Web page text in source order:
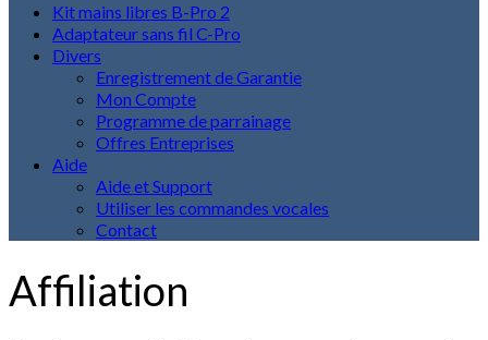
Kit mains libres B-Pro 2
Adaptateur sans fil C-Pro
Divers
Enregistrement de Garantie
Mon Compte
Programme de parrainage
Offres Entreprises
Aide
Aide et Support
Utiliser les commandes vocales
Contact
Affiliation